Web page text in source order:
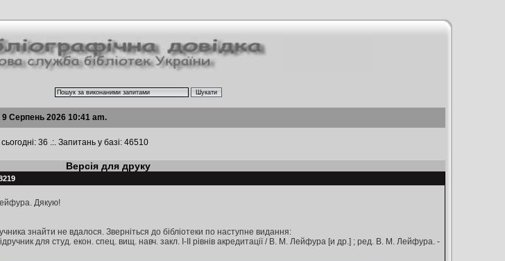
9 Серпень 2026 10:41 am.
36 .:. Запитань у базі: 46510
Версія для друку
Дякую!
знайти не вдалося. Зверніться до бібліотеки по наступне видання:
для студ. екон. спец. вищ. навч. закл. I-II рівнів акредитації / В. М. Лейфура [и др.] ; ред. В. М. Лейфура. -